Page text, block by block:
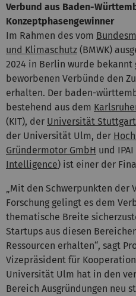
Verbund aus Baden-
Konzeptphasengewinner
Im Rahmen des vom
und Klimaschutz (BMWK)
2024 in Berlin wurde bekannt
beworbenen Verbünde den
erhalten. Der baden-
bestehend aus dem
(KIT), der Universität Stuttgart
der Universität Ulm, der
Gründermotor GmbH und IPAI
Intelligence) ist einer der
„Mit den Schwerpunkten
Forschung gelingt es dem
thematische Breite
Startups aus diesen
Ressourcen erhalten“, sagt
Vizepräsident für
Universität Ulm hat in den
Bereich Ausgründungen neu